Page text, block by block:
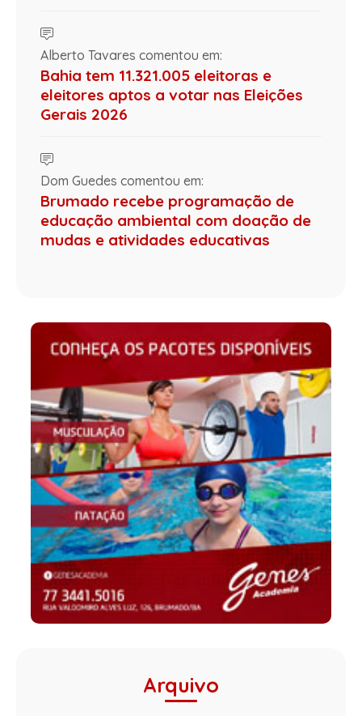
Alberto Tavares comentou em:
Bahia tem 11.321.005 eleitoras e
eleitores aptos a votar nas Eleições
Gerais 2026
Dom Guedes comentou em:
Brumado recebe programação de
educação ambiental com doação de
mudas e atividades educativas
Arquivo